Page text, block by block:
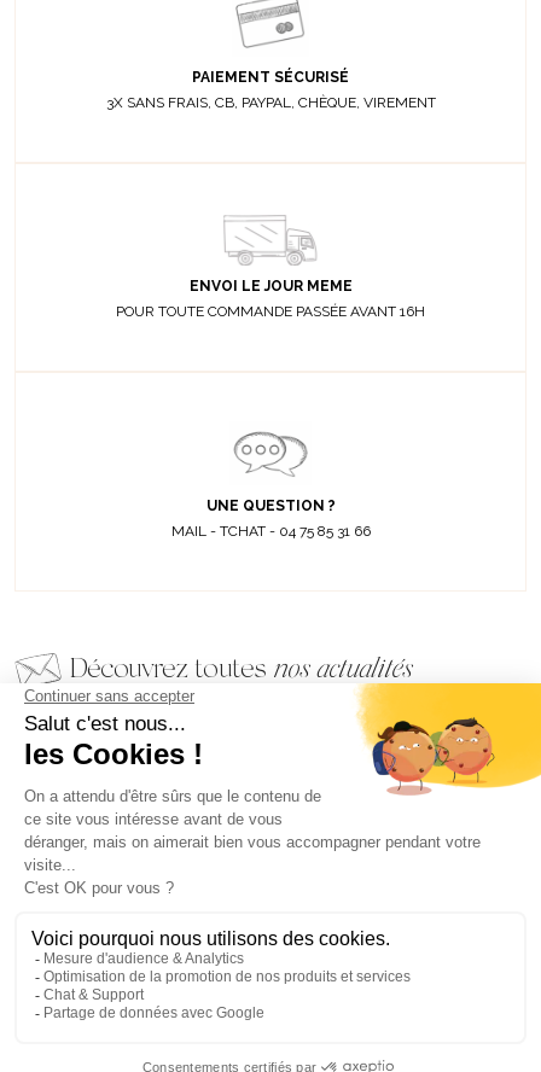
PAIEMENT SÉCURISÉ
3X SANS FRAIS, CB, PAYPAL, CHÈQUE, VIREMENT
ENVOI LE JOUR MEME
POUR TOUTE COMMANDE PASSÉE AVANT 16H
UNE QUESTION ?
MAIL - TCHAT - 04 75 85 31 66
Découvrez toutes nos actualités
EMAIL
VALIDER